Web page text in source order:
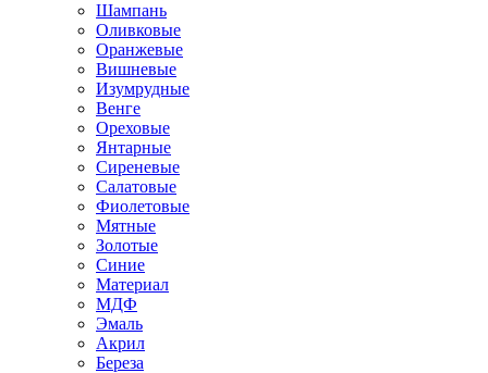
Шампань
Оливковые
Оранжевые
Вишневые
Изумрудные
Венге
Ореховые
Янтарные
Сиреневые
Салатовые
Фиолетовые
Мятные
Золотые
Синие
Материал
МДФ
Эмаль
Акрил
Береза